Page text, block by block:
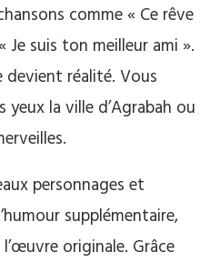
comme « Ce rêve
Je suis ton meilleur ami ».
réalité. Vous
yeux la ville d’Agrabah ou
personnages et
supplémentaire,
originale. Grâce